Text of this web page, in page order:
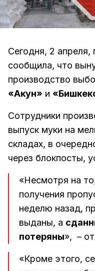
Сегодня, 2 апреля,
сообщила, что
производство
«Акун» и
Сотрудники
выпуск муки на
складах, в
через блокпосты,
«Несмотря на
получения
неделю назад,
выданы, а
потеряны», –
«Кроме этого,